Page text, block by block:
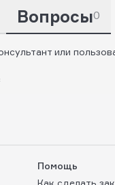
Вопросы0
или
Помощь
Как сделать